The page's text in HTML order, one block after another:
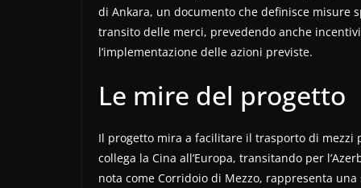
di Ankara, un documento che definisce misure
transito delle merci, prevedendo anche
l’implementazione delle azioni previste.
Le mire del progetto
Il progetto mira a facilitare il trasporto di mezzi
collega la Cina all’Europa, transitando per
nota come Corridoio di Mezzo, rappresenta